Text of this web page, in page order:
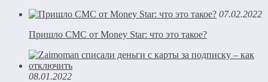
07.02.2022
Пришло СМС от Money Star: что это такое?
08.01.2022